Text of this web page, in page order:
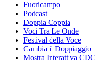
Fuoricampo
Podcast
Doppia Coppia
Voci Tra Le Onde
Festival della Voce
Cambia il Doppiaggio
Mostra Interattiva CDC